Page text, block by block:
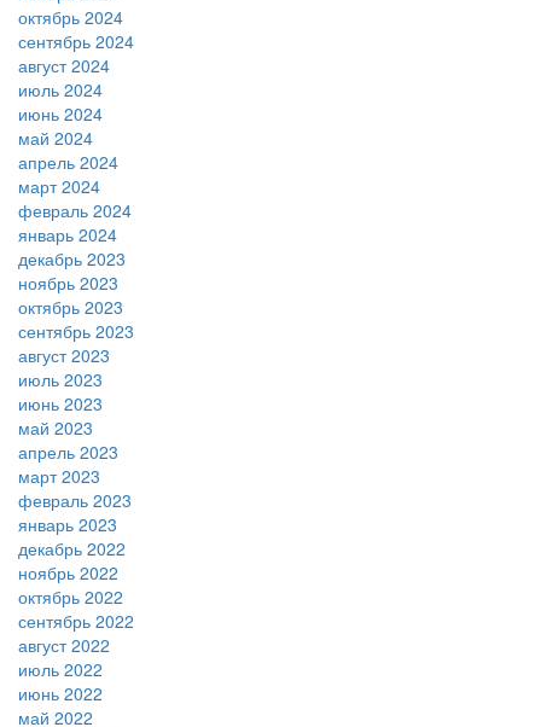
октябрь 2024
сентябрь 2024
август 2024
июль 2024
июнь 2024
май 2024
апрель 2024
март 2024
февраль 2024
январь 2024
декабрь 2023
ноябрь 2023
октябрь 2023
сентябрь 2023
август 2023
июль 2023
июнь 2023
май 2023
апрель 2023
март 2023
февраль 2023
январь 2023
декабрь 2022
ноябрь 2022
октябрь 2022
сентябрь 2022
август 2022
июль 2022
июнь 2022
май 2022